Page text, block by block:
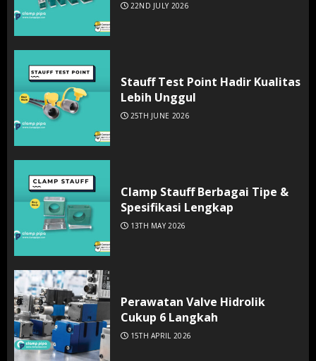
22ND JULY 2026
Stauff Test Point Hadir Kualitas
Lebih Unggul
25TH JUNE 2026
Clamp Stauff Berbagai Tipe &
Spesifikasi Lengkap
13TH MAY 2026
Perawatan Valve Hidrolik
Cukup 6 Langkah
15TH APRIL 2026